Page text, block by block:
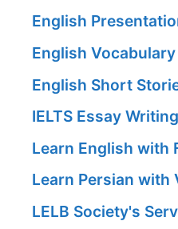
English
English
English Short
IELTS Essay
Learn English with
Learn Persian with
LELB Society's